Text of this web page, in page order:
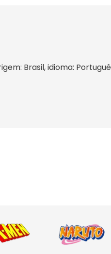
Brasil, idioma: